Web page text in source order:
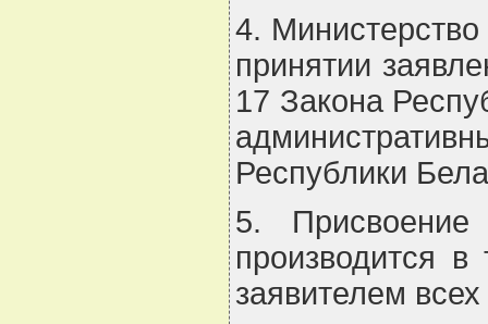
4. Министерство
принятии
17 Закона
Республики
5. Присвоение
производится
заявителем